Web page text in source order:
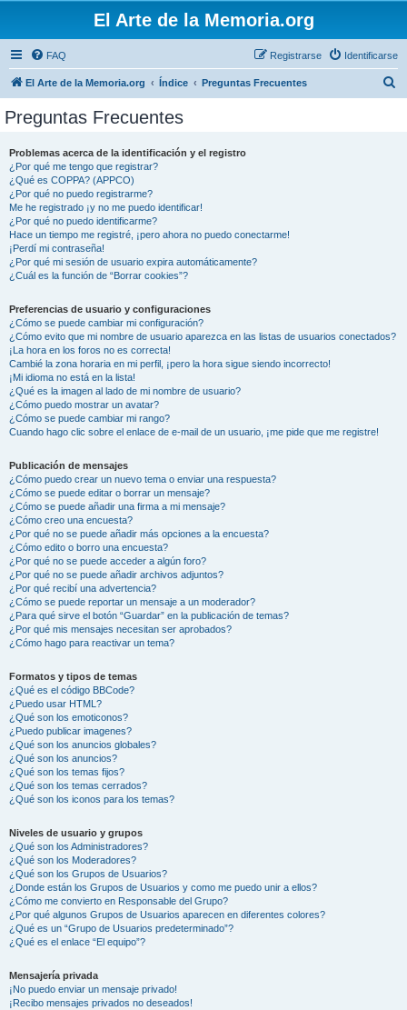
El Arte de la Memoria.org
FAQ Identificarse
Registrarse
El Arte de la Memoria.org Índice Preguntas Frecuentes
Preguntas Frecuentes
Problemas acerca de la identificación y el registro
¿Por qué me tengo que registrar?
¿Qué es COPPA? (APPCO)
¿Por qué no puedo registrarme?
Me he registrado ¡y no me puedo identificar!
¿Por qué no puedo identificarme?
Hace un tiempo me registré, ¡pero ahora no puedo conectarme!
¡Perdí mi contraseña!
¿Por qué mi sesión de usuario expira automáticamente?
¿Cuál es la función de “Borrar cookies”?
Preferencias de usuario y configuraciones
¿Cómo se puede cambiar mi configuración?
¿Cómo evito que mi nombre de usuario aparezca en las listas de usuarios conectados?
¡La hora en los foros no es correcta!
Cambié la zona horaria en mi perfil, ¡pero la hora sigue siendo incorrecto!
¡Mi idioma no está en la lista!
¿Qué es la imagen al lado de mi nombre de usuario?
¿Cómo puedo mostrar un avatar?
¿Cómo se puede cambiar mi rango?
Cuando hago clic sobre el enlace de e-mail de un usuario, ¡me pide que me registre!
Publicación de mensajes
¿Cómo puedo crear un nuevo tema o enviar una respuesta?
¿Cómo se puede editar o borrar un mensaje?
¿Cómo se puede añadir una firma a mi mensaje?
¿Cómo creo una encuesta?
¿Por qué no se puede añadir más opciones a la encuesta?
¿Cómo edito o borro una encuesta?
¿Por qué no se puede acceder a algún foro?
¿Por qué no se puede añadir archivos adjuntos?
¿Por qué recibí una advertencia?
¿Cómo se puede reportar un mensaje a un moderador?
¿Para qué sirve el botón “Guardar” en la publicación de temas?
¿Por qué mis mensajes necesitan ser aprobados?
¿Cómo hago para reactivar un tema?
Formatos y tipos de temas
¿Qué es el código BBCode?
¿Puedo usar HTML?
¿Qué son los emoticonos?
¿Puedo publicar imagenes?
¿Qué son los anuncios globales?
¿Qué son los anuncios?
¿Qué son los temas fijos?
¿Qué son los temas cerrados?
¿Qué son los iconos para los temas?
Niveles de usuario y grupos
¿Qué son los Administradores?
¿Qué son los Moderadores?
¿Qué son los Grupos de Usuarios?
¿Donde están los Grupos de Usuarios y como me puedo unir a ellos?
¿Cómo me convierto en Responsable del Grupo?
¿Por qué algunos Grupos de Usuarios aparecen en diferentes colores?
¿Qué es un “Grupo de Usuarios predeterminado”?
¿Qué es el enlace “El equipo”?
Mensajería privada
¡No puedo enviar un mensaje privado!
¡Recibo mensajes privados no deseados!